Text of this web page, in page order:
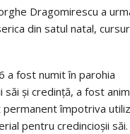
Dragomirescu a
din satul natal,
a fost numit în parohia
şi credinţă, a fost
împotriva
pentru credincioşii săi.